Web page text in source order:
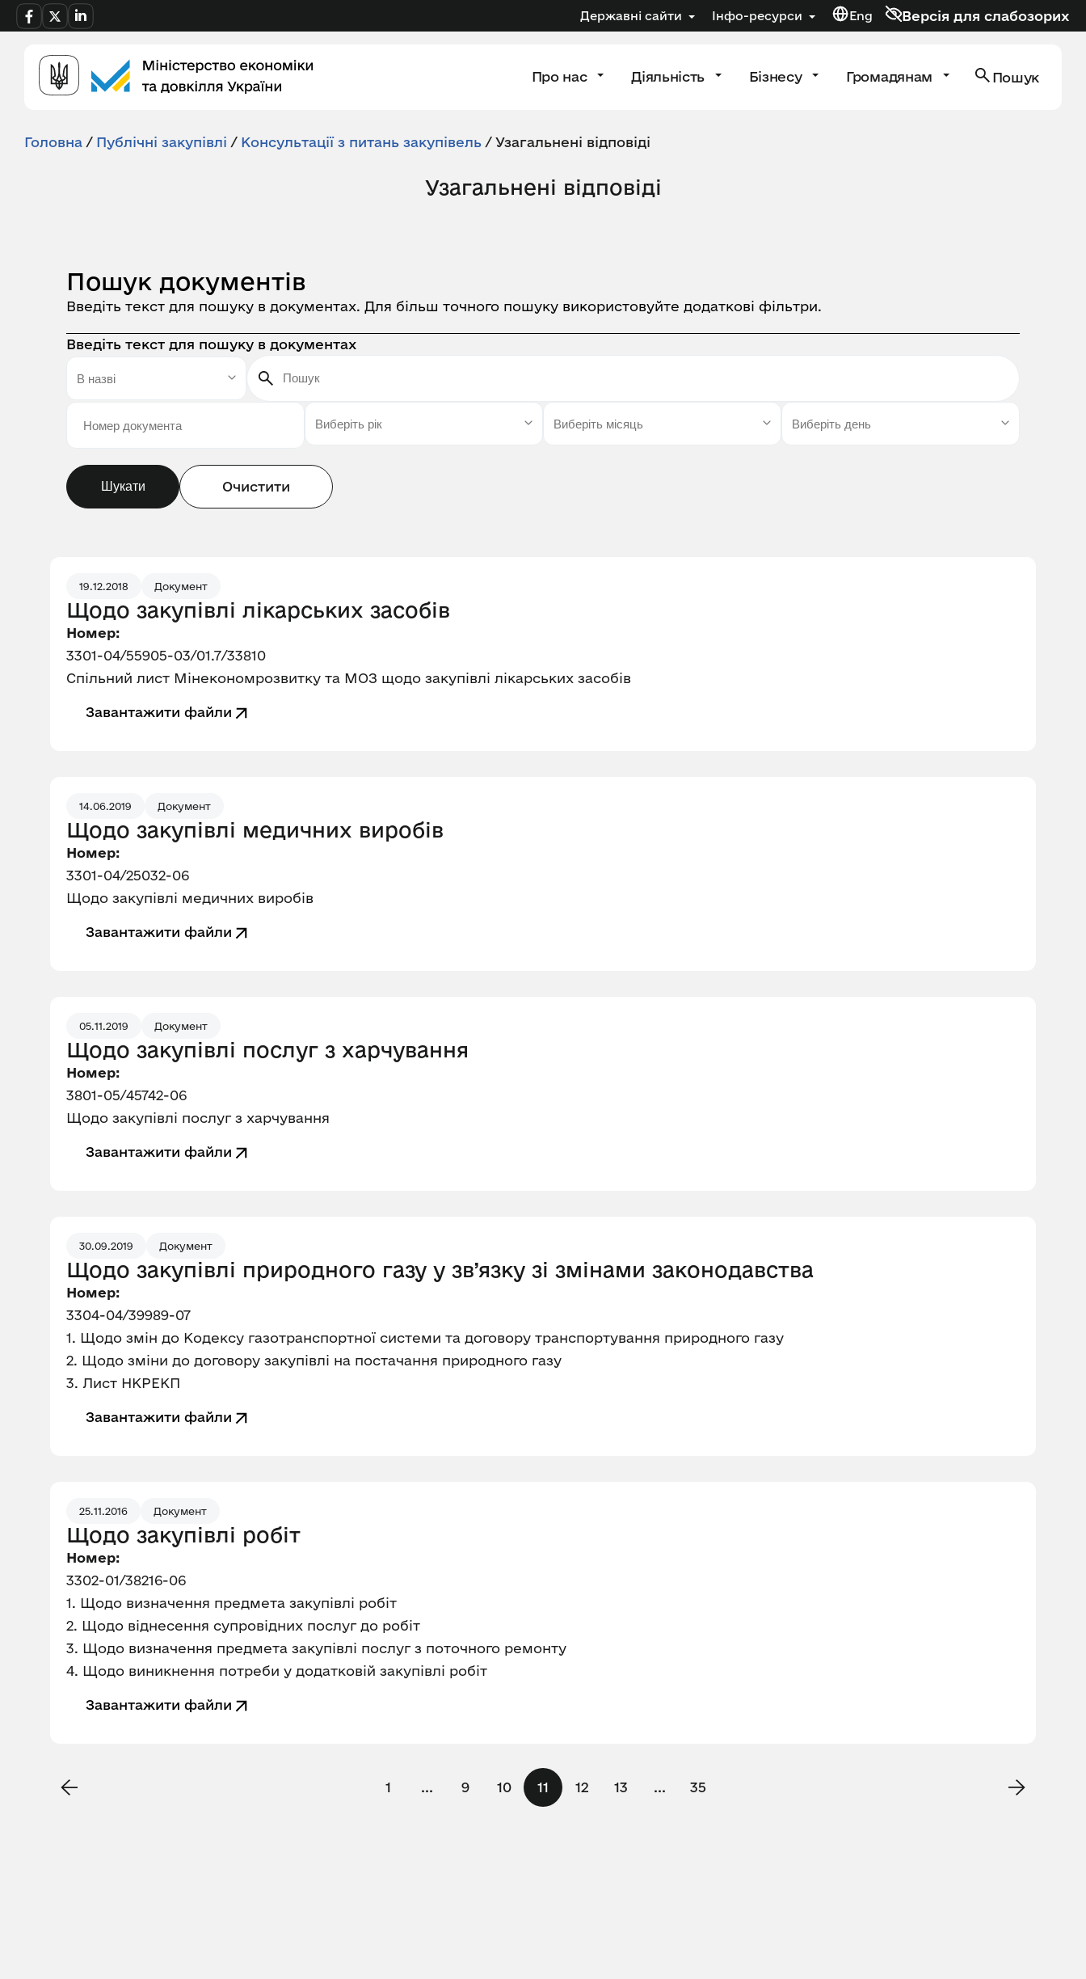
Державні сайти Інфо-ресурси Eng Версія для слабозорих
Про нас Діяльність Бізнесу Громадянам Пошук
Головна / Публічні закупівлі / Консультації з питань закупівель / Узагальнені відповіді
Узагальнені відповіді
Пошук документів
Введіть текст для пошуку в документах. Для більш точного пошуку використовуйте додаткові фільтри.
Введіть текст для пошуку в документах
Шукати Очистити
19.12.2018 Документ
Щодо закупівлі лікарських засобів
Номер:
3301-04/55905-03/01.7/33810
Спільний лист Мінекономрозвитку та МОЗ щодо закупівлі лікарських засобів
Завантажити файли
14.06.2019 Документ
Щодо закупівлі медичних виробів
Номер:
3301-04/25032-06
Щодо закупівлі медичних виробів
Завантажити файли
05.11.2019 Документ
Щодо закупівлі послуг з харчування
Номер:
3801-05/45742-06
Щодо закупівлі послуг з харчування
Завантажити файли
30.09.2019 Документ
Щодо закупівлі природного газу у зв’язку зі змінами законодавства
Номер:
3304-04/39989-07
1. Щодо змін до Кодексу газотранспортної системи та договору транспортування природного газу
2. Щодо зміни до договору закупівлі на постачання природного газу
3. Лист НКРЕКП
Завантажити файли
25.11.2016 Документ
Щодо закупівлі робіт
Номер:
3302-01/38216-06
1. Щодо визначення предмета закупівлі робіт
2. Щодо віднесення супровідних послуг до робіт
3. Щодо визначення предмета закупівлі послуг з поточного ремонту
4. Щодо виникнення потреби у додатковій закупівлі робіт
Завантажити файли
1 ... 9 10 11 12 13 ... 35